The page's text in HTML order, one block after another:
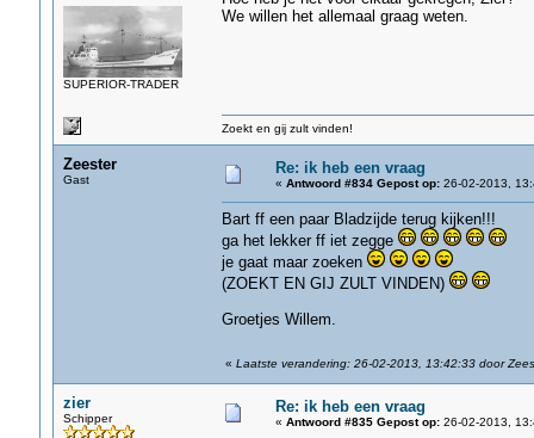
SUPERIOR-TRADER
We willen het allemaal graag weten.
Zoekt en gij zult vinden!
Zeester
Gast
Re: ik heb een vraag
« Antwoord #834 Gepost op:26-02-2013,
Bart ff een paar Bladzijde terug kijken!!!
ga het lekker ff iet zegge
je gaat maar zoeken
(ZOEKT EN GIJ ZULT VINDEN)
Groetjes Willem.
« Laatste verandering: 26-02-2013, 13:42:33 door
zier
Schipper
Re: ik heb een vraag
« Antwoord #835 Gepost op:26-02-2013,